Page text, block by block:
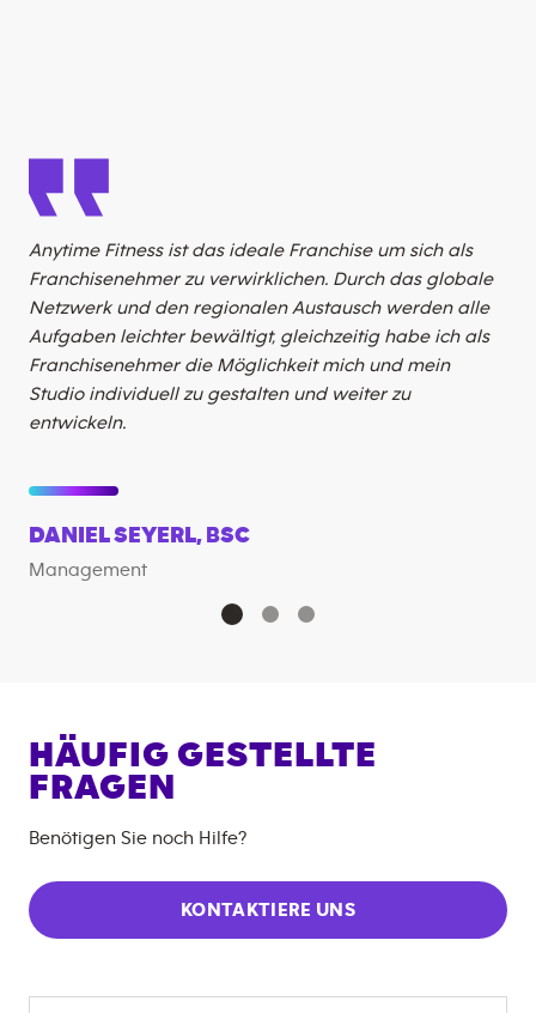
Anytime Fitness ist das ideale Franchise um sich als
Franchisenehmer zu verwirklichen. Durch das globale
Netzwerk und den regionalen Austausch werden alle
Aufgaben leichter bewältigt, gleichzeitig habe ich als
Franchisenehmer die Möglichkeit mich und mein
Studio individuell zu gestalten und weiter zu
entwickeln.
DANIEL SEYERL, BSC
Management
HÄUFIG GESTELLTE
FRAGEN
Benötigen Sie noch Hilfe?
KONTAKTIERE UNS